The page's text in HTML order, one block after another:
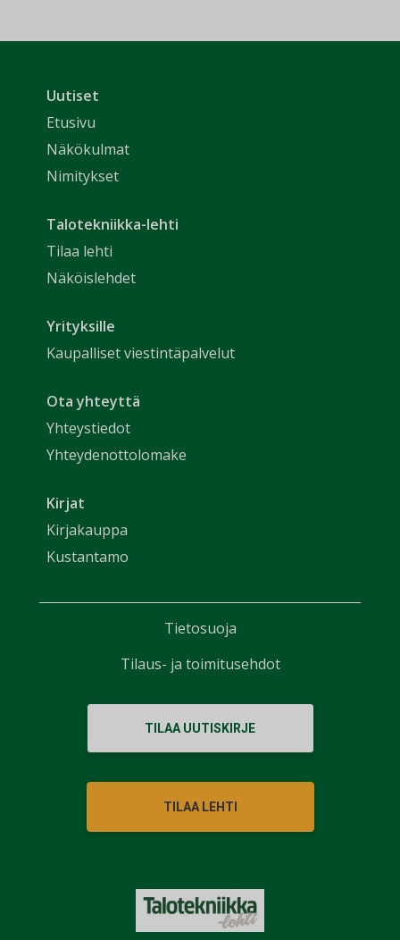
Uutiset
Etusivu
Näkökulmat
Nimitykset
Talotekniikka-lehti
Tilaa lehti
Näköislehdet
Yrityksille
Kaupalliset viestintäpalvelut
Ota yhteyttä
Yhteystiedot
Yhteydenottolomake
Kirjat
Kirjakauppa
Kustantamo
TILAA UUTISKIRJE
TILAA LEHTI
Tietosuoja
Tilaus- ja toimitusehdot